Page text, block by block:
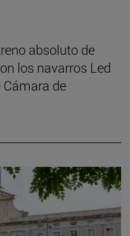
absoluto de
los navarros Led
Cámara de